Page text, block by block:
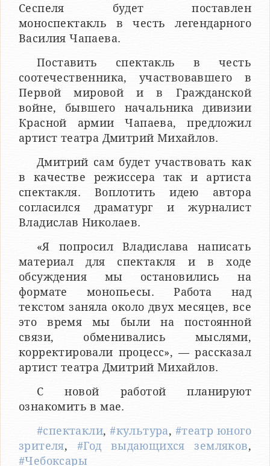
Сеспеля будет поставлен
моноспектакль в честь легендарного
Василия Чапаева.
Поставить спектакль в честь
соотечественника, участвовавшего в
Первой мировой и в Гражданской
войне, бывшего начальника дивизии
Красной армии Чапаева, предложил
артист театра Дмитрий Михайлов.
Дмитрий сам будет участвовать как
в качестве режиссера так и артиста
спектакля. Воплотить идею автора
согласился драматург и журналист
Владислав Николаев.
«Я попросил Владислава написать
материал для спектакля и в ходе
обсуждения мы остановились на
формате монопьесы. Работа над
текстом заняла около двух месяцев, все
это время мы были на постоянной
связи, обменивались мыслями,
корректировали процесс», — рассказал
артист театра Дмитрий Михайлов.
С новой работой планируют
ознакомить в мае.
#спектакли,#культура, #театр юного
зрителя, #Год выдающихся земляков,
#Чебоксары